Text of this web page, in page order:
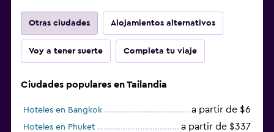
Otras ciudades Alojamientos alternativos
Voy a tener suerte Completa tu viaje
Ciudades populares en Tailandia
Hoteles en Bangkok a partir de $6
Hoteles en Phuket a partir de $337